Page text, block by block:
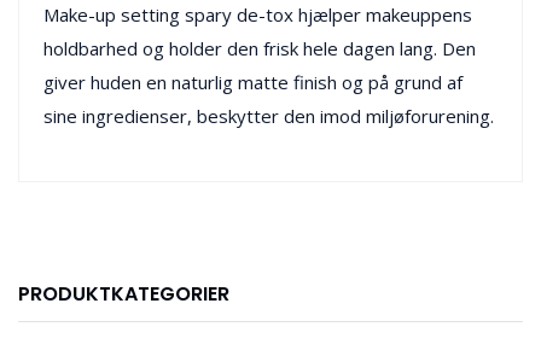
Make-up setting spary de-tox hjælper makeuppens
holdbarhed og holder den frisk hele dagen lang. Den
giver huden en naturlig matte finish og på grund af
sine ingredienser, beskytter den imod miljøforurening.
PRODUKTKATEGORIER